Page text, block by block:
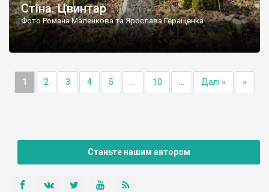
Стіна. Цвинтар
Фото Романа Маленкова та Ярослава Геращенка
1 2 3 4 5 10 Далі » »
Станьте нашим автором